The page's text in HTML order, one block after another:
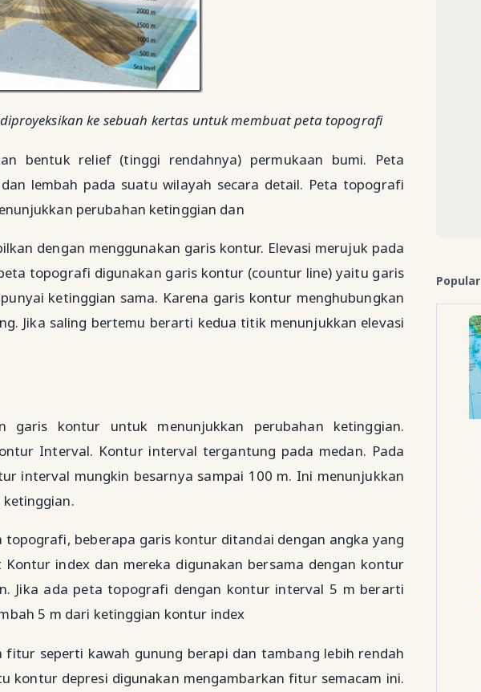
ke sebuah kertas untuk membuat peta topografi
bentuk relief (tinggi rendahnya) permukaan bumi. Peta
lembah pada suatu wilayah secara detail. Peta topografi
perubahan ketinggian dan
dengan menggunakan garis kontur. Elevasi merujuk pada
topografi digunakan garis kontur (countur line) yaitu garis
ketinggian sama. Karena garis kontur menghubungkan
Jika saling bertemu berarti kedua titik menunjukkan elevasi
garis kontur untuk menunjukkan perubahan ketinggian.
Interval. Kontur interval tergantung pada medan. Pada
interval mungkin besarnya sampai 100 m. Ini menunjukkan
beberapa garis kontur ditandai dengan angka yang
index dan mereka digunakan bersama dengan kontur
Jika ada peta topografi dengan kontur interval 5 m berarti
5 m dari ketinggian kontur index
fitur seperti kawah gunung berapi dan tambang lebih rendah
kontur depresi digunakan mengambarkan fitur semacam ini.
Popular